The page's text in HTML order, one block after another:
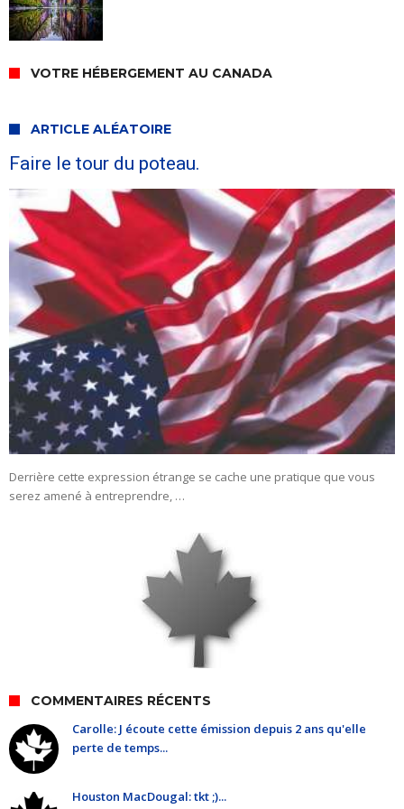
VOTRE HÉBERGEMENT AU CANADA
ARTICLE ALÉATOIRE
Faire le tour du poteau.
Derrière cette expression étrange se cache une pratique que vous
serez amené à entreprendre, …
COMMENTAIRES RÉCENTS
Carolle: J écoute cette émission depuis 2 ans qu'elle
perte de temps...
Houston MacDougal: tkt ;)...